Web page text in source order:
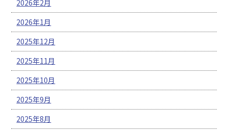
2026年2月
2026年1月
2025年12月
2025年11月
2025年10月
2025年9月
2025年8月